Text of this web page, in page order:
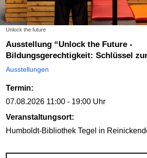
Unlock the future
Ausstellung “Unlock the Future -
Bildungsgerechtigkeit: Schlüssel
Ausstellungen
Termin:
07.08.2026 11:00 - 19:00 Uhr
Veranstaltungsort:
Humboldt-Bibliothek Tegel in